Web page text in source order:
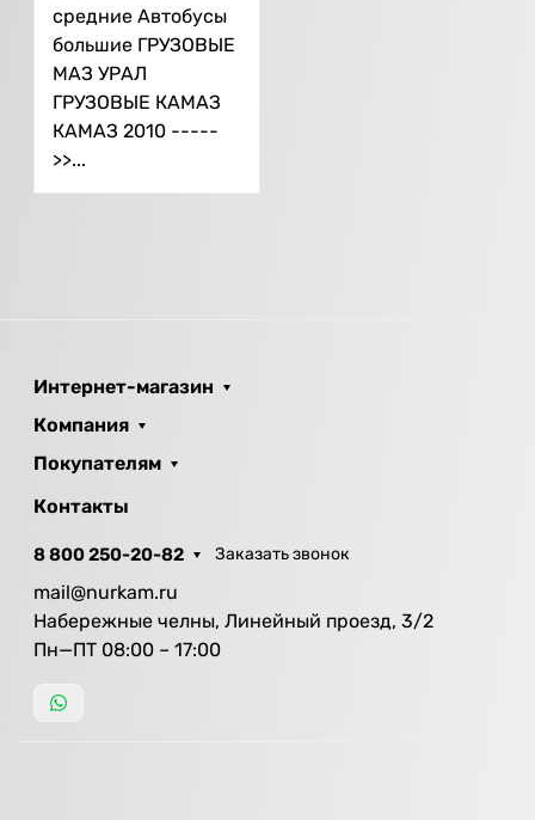
средние Автобусы
большие ГРУЗОВЫЕ
МАЗ УРАЛ
ГРУЗОВЫЕ КАМАЗ
КАМАЗ 2010 -----
>>...
Интернет-магазин
Компания
Покупателям
Контакты
8 800 250-20-82 Заказать звонок
mail@nurkam.ru
Набережные челны, Линейный проезд, 3/2
Пн—ПТ 08:00 – 17:00